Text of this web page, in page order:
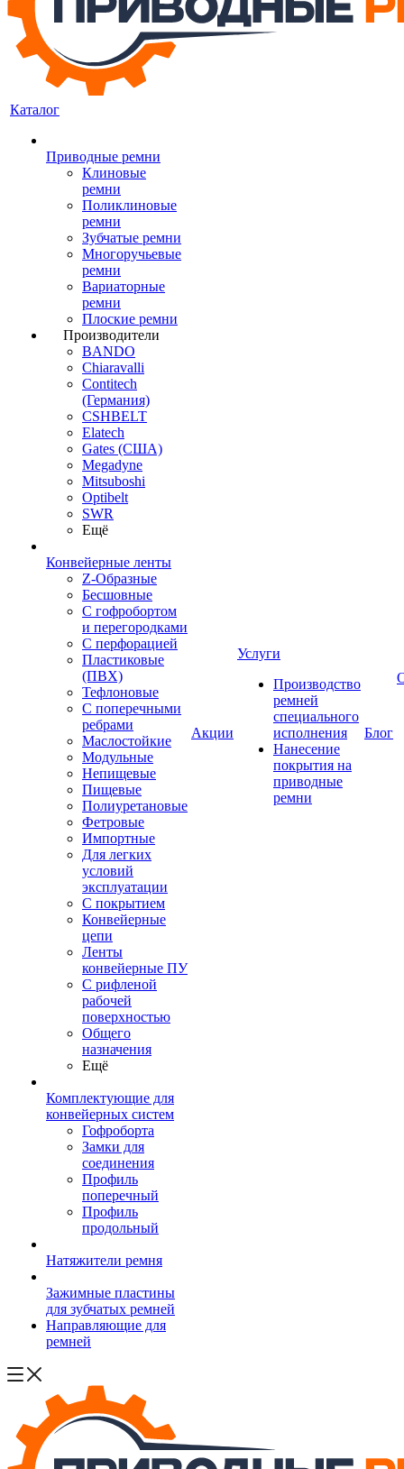
Каталог
Приводные ремни
Клиновые
ремни
Поликлиновые
ремни
Зубчатые ремни
Многоручьевые
ремни
Вариаторные
ремни
Плоские ремни
Производители
BANDO
Chiaravalli
Contitech
(Германия)
CSHBELT
Elatech
Gates (США)
Megadyne
Mitsuboshi
Optibelt
SWR
Ещё
Конвейерные ленты
Z-Образные
Бесшовные
С гофробортом
и перегородками
С перфорацией
Пластиковые
(ПВХ)
Тефлоновые
С поперечными
ребрами
Маслостойкие
Модульные
Непищевые
Пищевые
Полиуретановые
Фетровые
Импортные
Для легких
условий
эксплуатации
С покрытием
Конвейерные
цепи
Ленты
конвейерные ПУ
С рифленой
рабочей
поверхностью
Общего
назначения
Ещё
Комплектующие для
конвейерных систем
Гофроборта
Замки для
соединения
Профиль
поперечный
Профиль
продольный
Натяжители ремня
Зажимные пластины
для зубчатых ремней
Направляющие для
ремней
Акции
Услуги
Производство
ремней
специального
исполнения
Нанесение
покрытия на
приводные
ремни
Блог